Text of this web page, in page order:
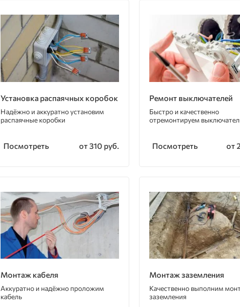
Установка распаячных коробок
Надёжно и аккуратно установим
распаячные коробки
Посмотреть от 310 руб.
Ремонт выключателей
Быстро и качественно
отремонтируем
Посмотреть от
Монтаж кабеля
Аккуратно и надёжно проложим
кабель
Монтаж заземления
Качественно выполним
заземления